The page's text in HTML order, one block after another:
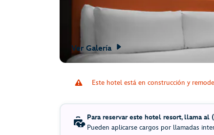
Ver Galería
Este hotel está en construcción y
Para reservar este hotel resort, llama al
Pueden aplicarse cargos por llamadas